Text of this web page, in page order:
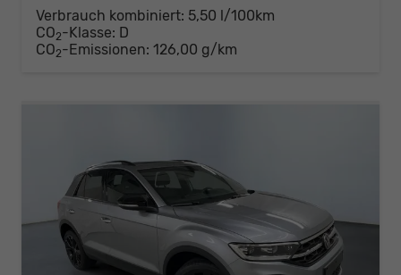
Verbrauch kombiniert: 5,50 l/100km
CO2-Klasse: D
CO2-Emissionen: 126,00 g/km